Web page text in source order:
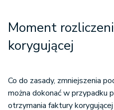
Moment
korygującej
Co do zasady, zmniejszenia
można dokonać w przypadku
otrzymania faktury